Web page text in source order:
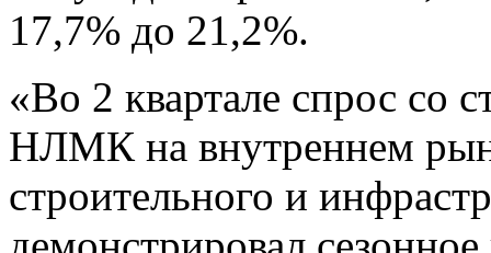
17,7% до 21,2%.
«Во 2 квартале спрос со
НЛМК на внутреннем
строительного и